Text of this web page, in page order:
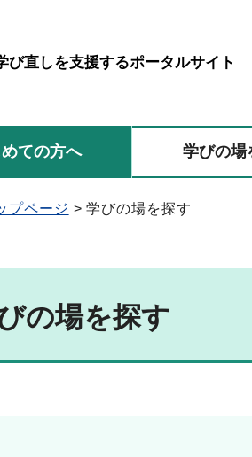
び直しを支援するポータルサイト
ての方へ 学びの場
プページ > 学びの場を探す
の場を探す